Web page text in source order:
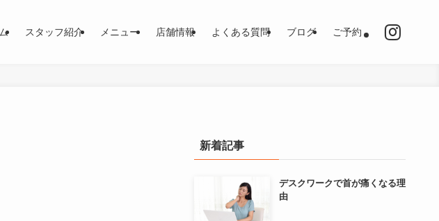
スタッフ紹介 メニュー 店舗情報 よくある質問 ブログ ご予約
新着記事
デスクワークで首が痛くなる理
由